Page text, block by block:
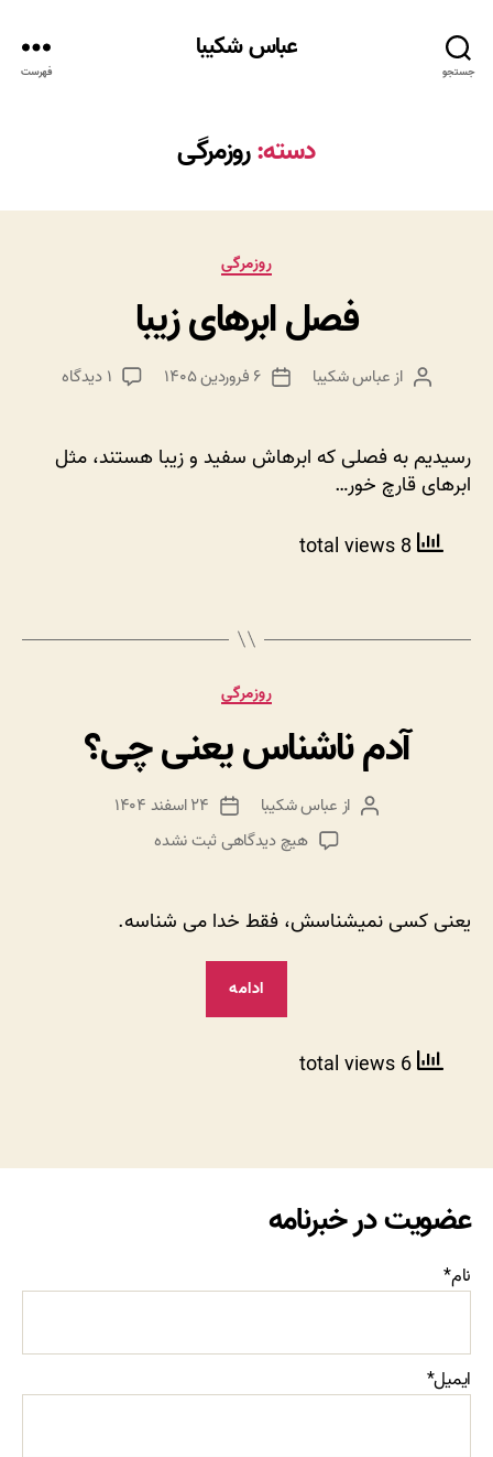
جستجو
عباس شکیبا
فهرست
دسته:روزمرگی
دسته‌ها
روزمرگی
فصل ابرهای زیبا
نویسنده
از عباس شکیبا
تاریخ
۶ فروردین ۱۴۰۵ ۱ دیدگاه
برای
رسیدیم به فصلی که ابرهاش سفید و زیبا هستند، مثل
ابرهای قارچ خور…
دسته‌ها
روزمرگی
آدم ناشناس یعنی چی؟
نویسنده
نوشته
از عباس شکیبا
تاریخ
نوشته
۲۴ اسفند ۱۴۰۴
هیچ دیدگاهیبرای
یعنی
چی؟
ثبت نشده
یعنی کسی نمیشناسش، فقط خدا می شناسه.
ادامه
عضویت در خبرنامه
نام*
ایمیل*